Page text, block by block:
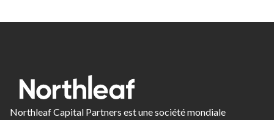
Northleaf Capital Partners est une société mondiale